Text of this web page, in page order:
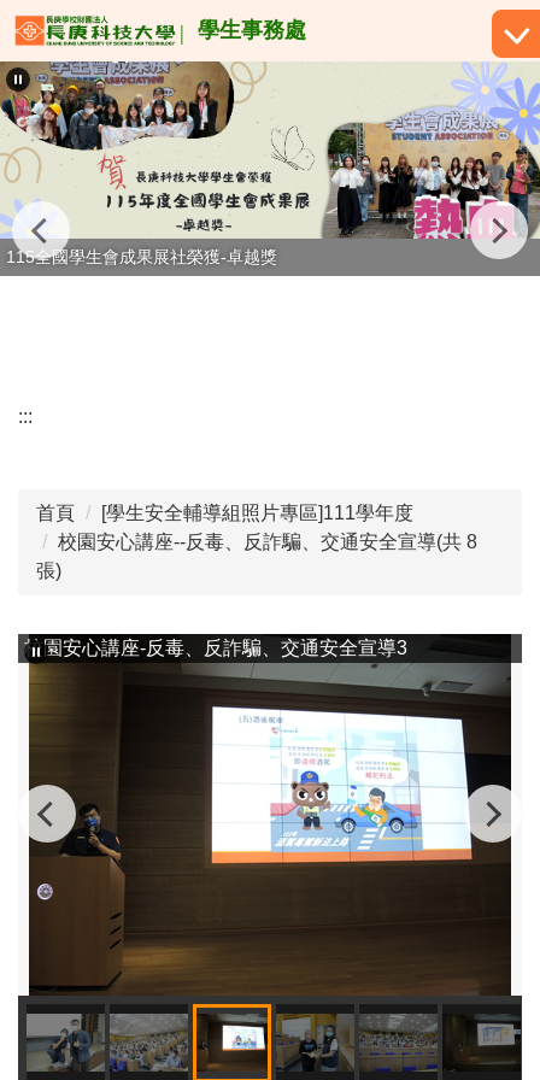
跳
到
主
要
內
容
學生事務處
115全國學生會成果展社榮獲-卓越獎
:::
首頁
[學生安全輔導組照片專區]111學年度
校園安心講座--反毒、反詐騙、交通安全宣導(共 8
張)
校園安心講座-反毒、反詐騙、交通安全宣導3